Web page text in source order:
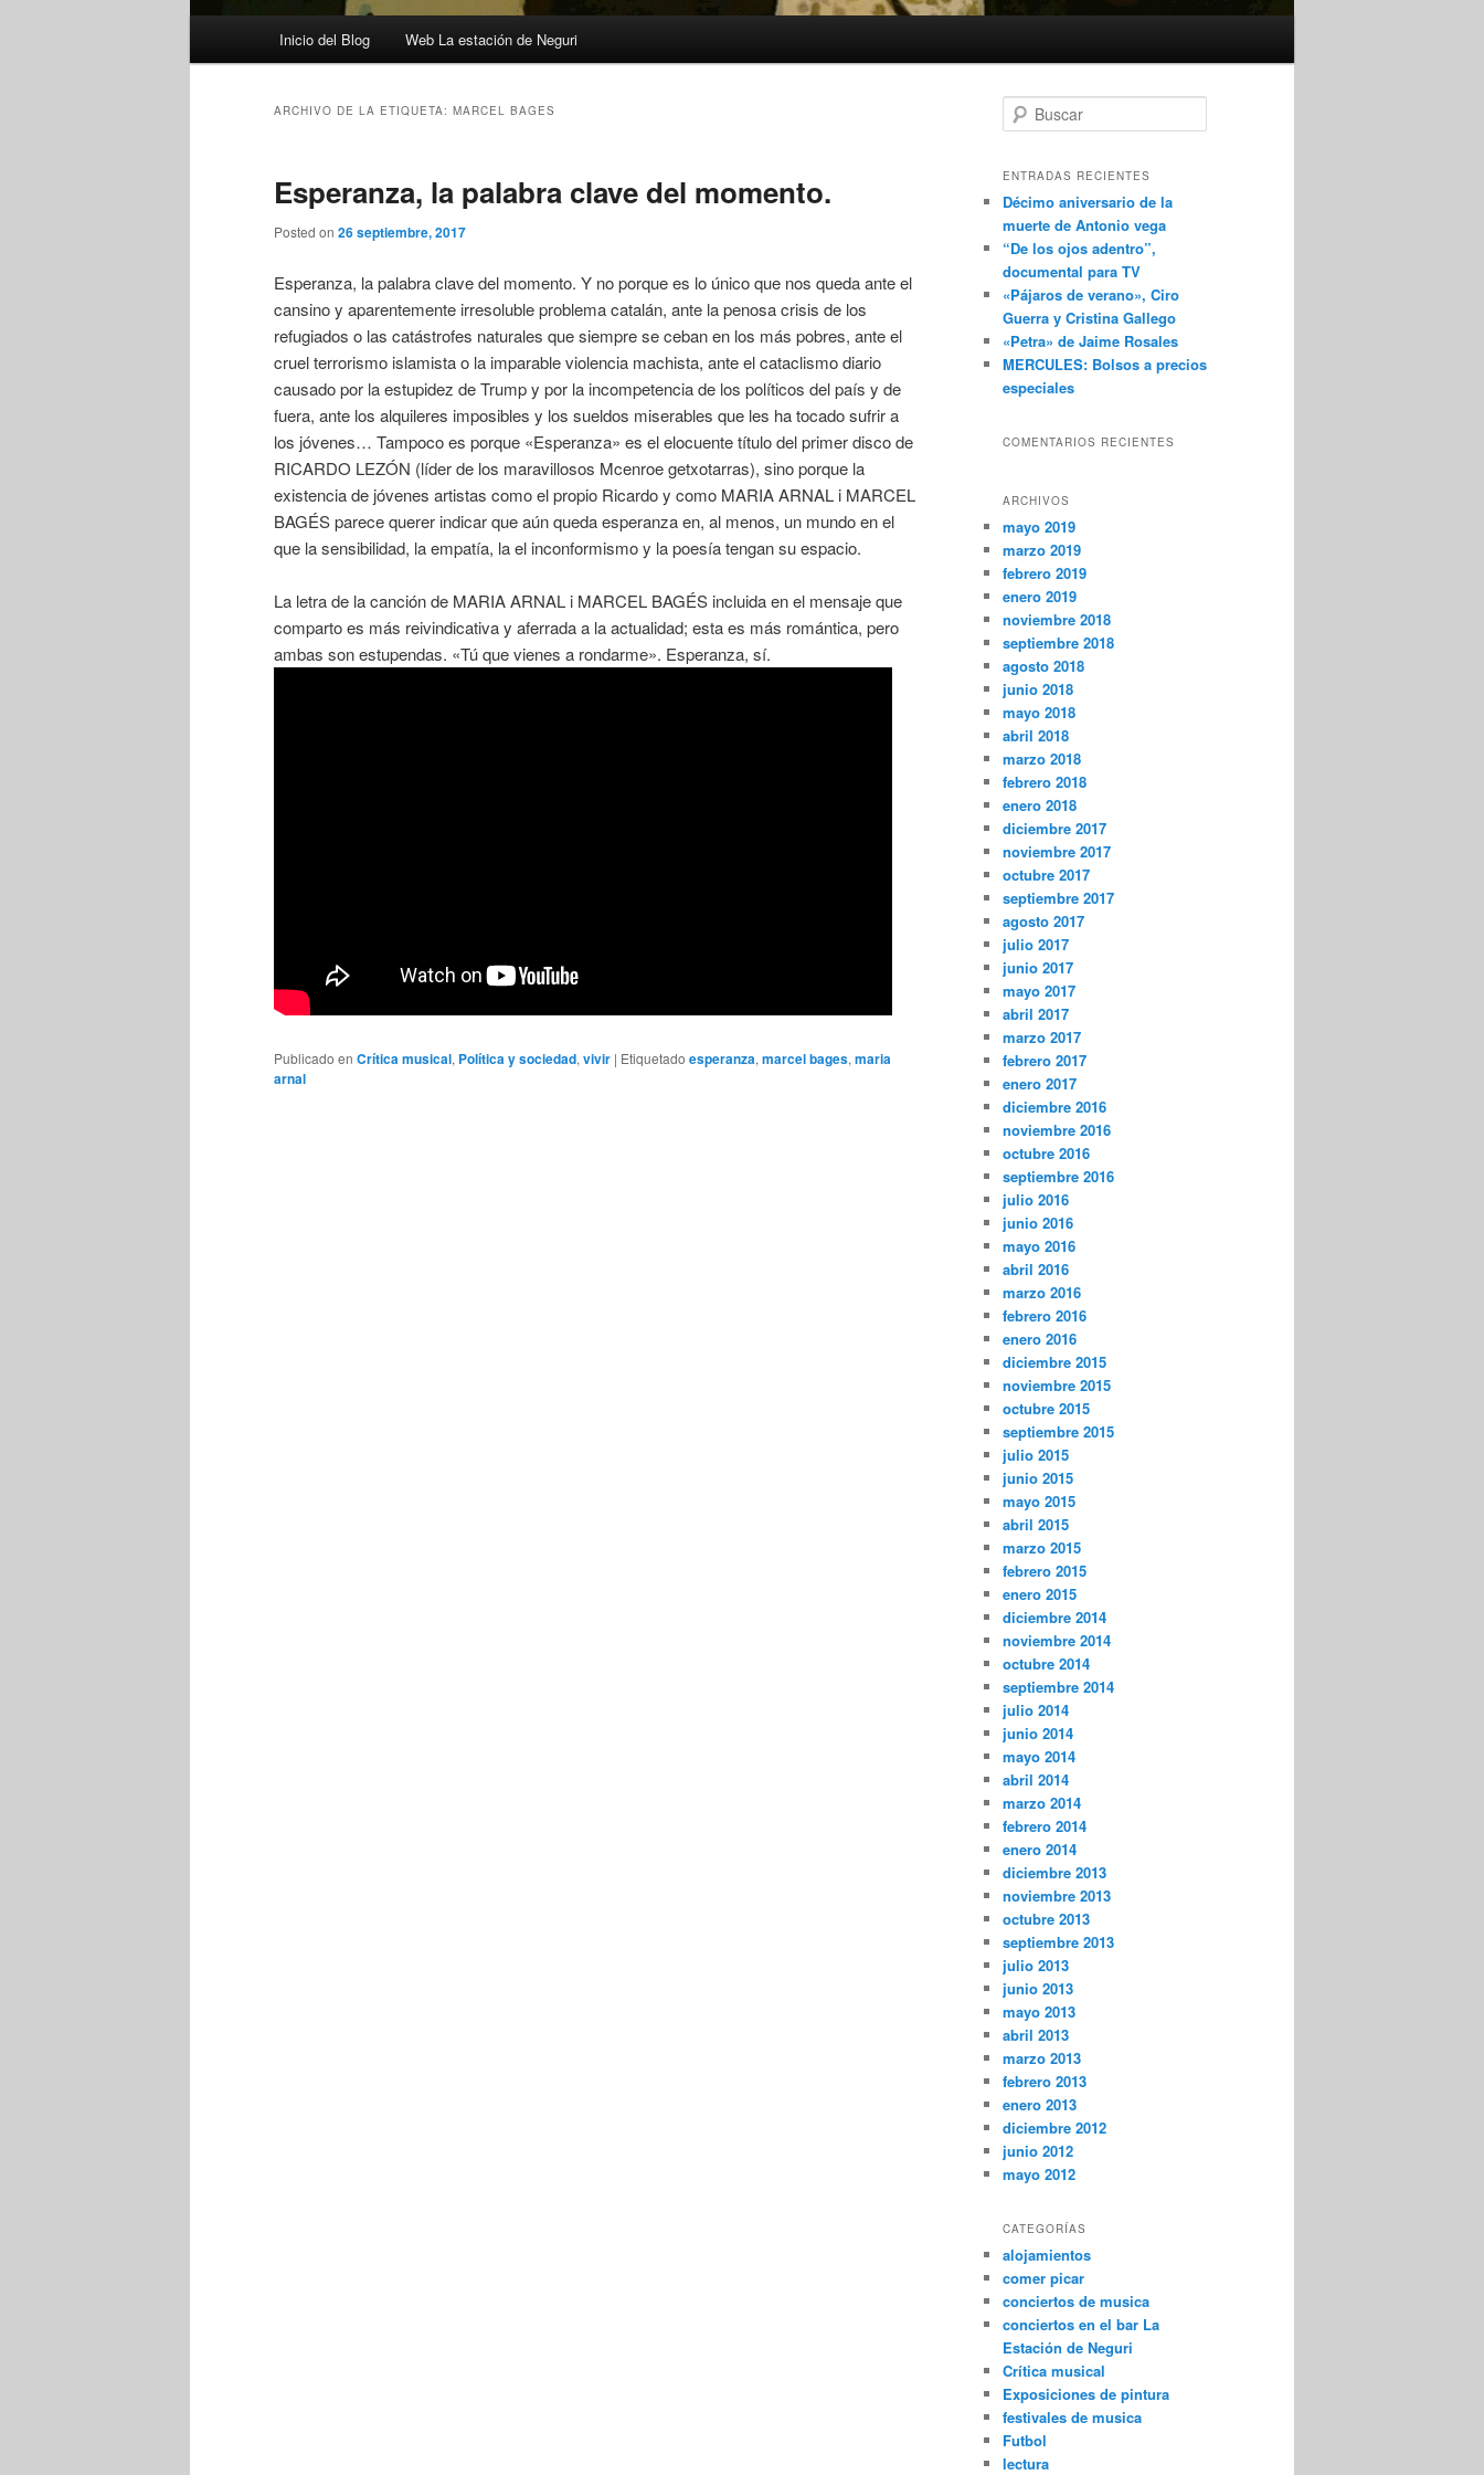
Inicio del Blog Web La estación de Neguri
ARCHIVO DE LA ETIQUETA: MARCEL BAGES
Esperanza, la palabra clave del momento.
Posted on 26 septiembre, 2017
Esperanza, la palabra clave del momento. Y no porque es lo único que nos queda ante el
cansino y aparentemente irresoluble problema catalán, ante la penosa crisis de los
refugiados o las catástrofes naturales que siempre se ceban en los más pobres, ante el
cruel terrorismo islamista o la imparable violencia machista, ante el cataclismo diario
causado por la estupidez de Trump y por la incompetencia de los políticos del país y de
fuera, ante los alquileres imposibles y los sueldos miserables que les ha tocado sufrir a
los jóvenes… Tampoco es porque «Esperanza» es el elocuente título del primer disco de
RICARDO LEZÓN (líder de los maravillosos Mcenroe getxotarras), sino porque la
existencia de jóvenes artistas como el propio Ricardo y como MARIA ARNAL i MARCEL
BAGÉS parece querer indicar que aún queda esperanza en, al menos, un mundo en el
que la sensibilidad, la empatía, la el inconformismo y la poesía tengan su espacio.
La letra de la canción de MARIA ARNAL i MARCEL BAGÉS incluida en el mensaje que
comparto es más reivindicativa y aferrada a la actualidad; esta es más romántica, pero
ambas son estupendas. «Tú que vienes a rondarme». Esperanza, sí.
Publicado en Crítica musical, Política y sociedad, vivir | Etiquetado esperanza, marcel bages, maria
arnal
u
c
r
ENTRADAS RECIENTES
Décimo aniversario de la
muerte de Antonio vega
“De los ojos adentro”,
documental para TV
«Pájaros de verano», Ciro
Guerra y Cristina Gallego
«Petra» de Jaime Rosales
MERCULES: Bolsos a precios
especiales
COMENTARIOS RECIENTES
ARCHIVOS
mayo 2019
marzo 2019
febrero 2019
enero 2019
noviembre 2018
septiembre 2018
agosto 2018
junio 2018
mayo 2018
abril 2018
marzo 2018
febrero 2018
enero 2018
diciembre 2017
noviembre 2017
octubre 2017
septiembre 2017
agosto 2017
julio 2017
junio 2017
mayo 2017
abril 2017
marzo 2017
febrero 2017
enero 2017
diciembre 2016
noviembre 2016
octubre 2016
septiembre 2016
julio 2016
junio 2016
mayo 2016
abril 2016
marzo 2016
febrero 2016
enero 2016
diciembre 2015
noviembre 2015
octubre 2015
septiembre 2015
julio 2015
junio 2015
mayo 2015
abril 2015
marzo 2015
febrero 2015
enero 2015
diciembre 2014
noviembre 2014
octubre 2014
septiembre 2014
julio 2014
junio 2014
mayo 2014
abril 2014
marzo 2014
febrero 2014
enero 2014
diciembre 2013
noviembre 2013
octubre 2013
septiembre 2013
julio 2013
junio 2013
mayo 2013
abril 2013
marzo 2013
febrero 2013
enero 2013
diciembre 2012
junio 2012
mayo 2012
CATEGORÍAS
alojamientos
comer picar
conciertos de musica
conciertos en el bar La
Estación de Neguri
Crítica musical
Exposiciones de pintura
festivales de musica
Futbol
lectura